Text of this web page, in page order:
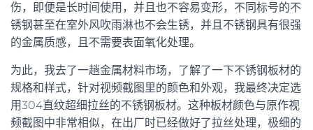
伤，即便是长时间使用，并且也不容易变形，不同标号的不
锈钢甚至在室外风吹雨淋也不会生锈，并且不锈钢具有很强
的金属质感，且不需要表面氧化处理。
为此，我去了一趟金属材料市场，了解了一下不锈钢板材的
规格和样式，针对视频截图里的颜色和外观，我最终决定选
用304直纹超细拉丝的不锈钢板材。这种板材颜色与原作视
频截图中非常相似，在出厂时已经做好了拉丝处理，极细的